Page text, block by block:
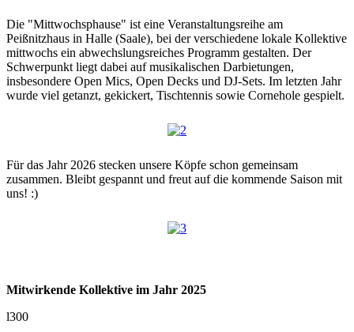
Die "Mittwochsphause" ist eine Veranstaltungsreihe am
Peißnitzhaus in Halle (Saale), bei der verschiedene lokale Kollektive
mittwochs ein abwechslungsreiches Programm gestalten. Der
Schwerpunkt liegt dabei auf musikalischen Darbietungen,
insbesondere Open Mics, Open Decks und DJ-Sets. Im letzten Jahr
wurde viel getanzt, gekickert, Tischtennis sowie Cornehole gespielt.
Für das Jahr 2026 stecken unsere Köpfe schon gemeinsam
zusammen. Bleibt gespannt und freut auf die kommende Saison mit
uns! :)
Mitwirkende Kollektive im Jahr 2025
l300